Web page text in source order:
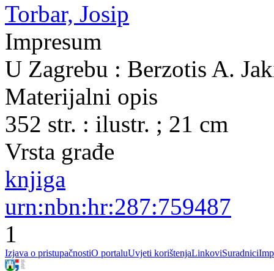
Torbar, Josip
Impresum
U Zagrebu : Berzotis A.
Materijalni opis
352 str. : ilustr. ; 21 cm
Vrsta građe
knjiga
urn:nbn:hr:287:759487
1
Izjava o pristupačnostiO portaluUvjeti korištenjaLinkoviSuradnici